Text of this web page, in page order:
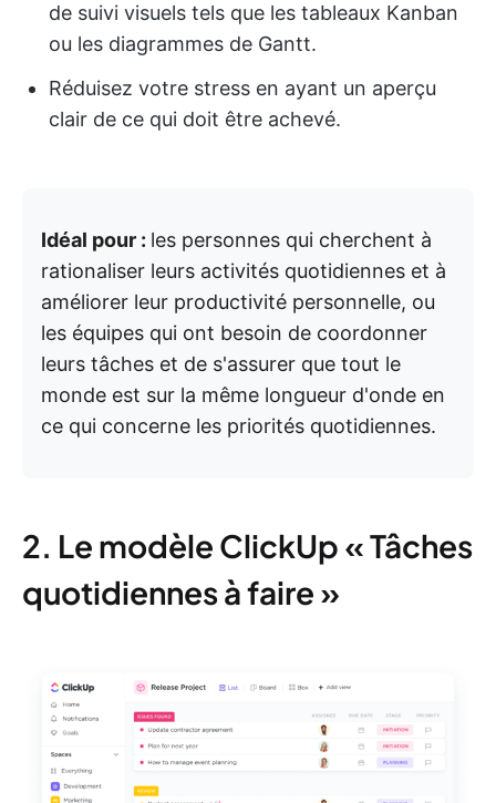
de suivi visuels tels que les tableaux Kanban
ou les diagrammes de Gantt.
Réduisez votre stress en ayant un aperçu
clair de ce qui doit être achevé.
Idéal pour : les personnes qui cherchent à
rationaliser leurs activités quotidiennes et à
améliorer leur productivité personnelle, ou
les équipes qui ont besoin de coordonner
leurs tâches et de s'assurer que tout le
monde est sur la même longueur d'onde en
ce qui concerne les priorités quotidiennes.
2. Le modèle ClickUp « Tâches
quotidiennes à faire »